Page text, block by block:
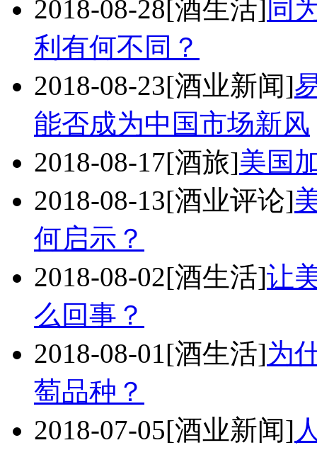
2018-08-28[酒生活] 同
利有何不同？
2018-08-23[酒业新闻]
能否成为中国市场新风
2018-08-17[酒旅]美国
2018-08-13[酒业评论]
何启示？
2018-08-02[酒生活]让
么回事？
2018-08-01[酒生活]为
萄品种？
2018-07-05[酒业新闻]